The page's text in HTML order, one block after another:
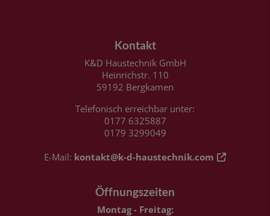
FOOTER - KONTAKTDATEN UND
Kontakt
K&D Haustechnik GmbH
Heinrichstr. 110
59192 Bergkamen
Telefonisch erreichbar unter:
0177 6325887
0179 3299049
E-Mail: kontakt@k-d-haustechnik.com
Öffnungszeiten
Montag - Freitag: